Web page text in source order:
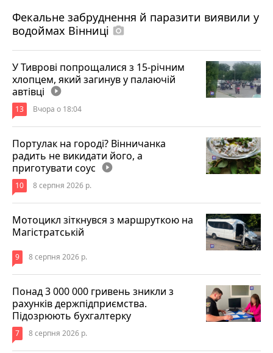
Фекальне забруднення й паразити виявили у
водоймах Вінниці photo_camera
У Тиврові попрощалися з 15-річним
хлопцем, який загинув у палаючій
автівці play_circle_filled
13 Вчора о 18:04
Портулак на городі? Вінничанка
радить не викидати його, а
приготувати соус play_circle_filled
10 8 серпня 2026 р.
Мотоцикл зіткнувся з маршруткою на
Магістратській
9 8 серпня 2026 р.
Понад 3 000 000 гривень зникли з
рахунків держпідприємства.
Підозрюють бухгалтерку
7 8 серпня 2026 р.